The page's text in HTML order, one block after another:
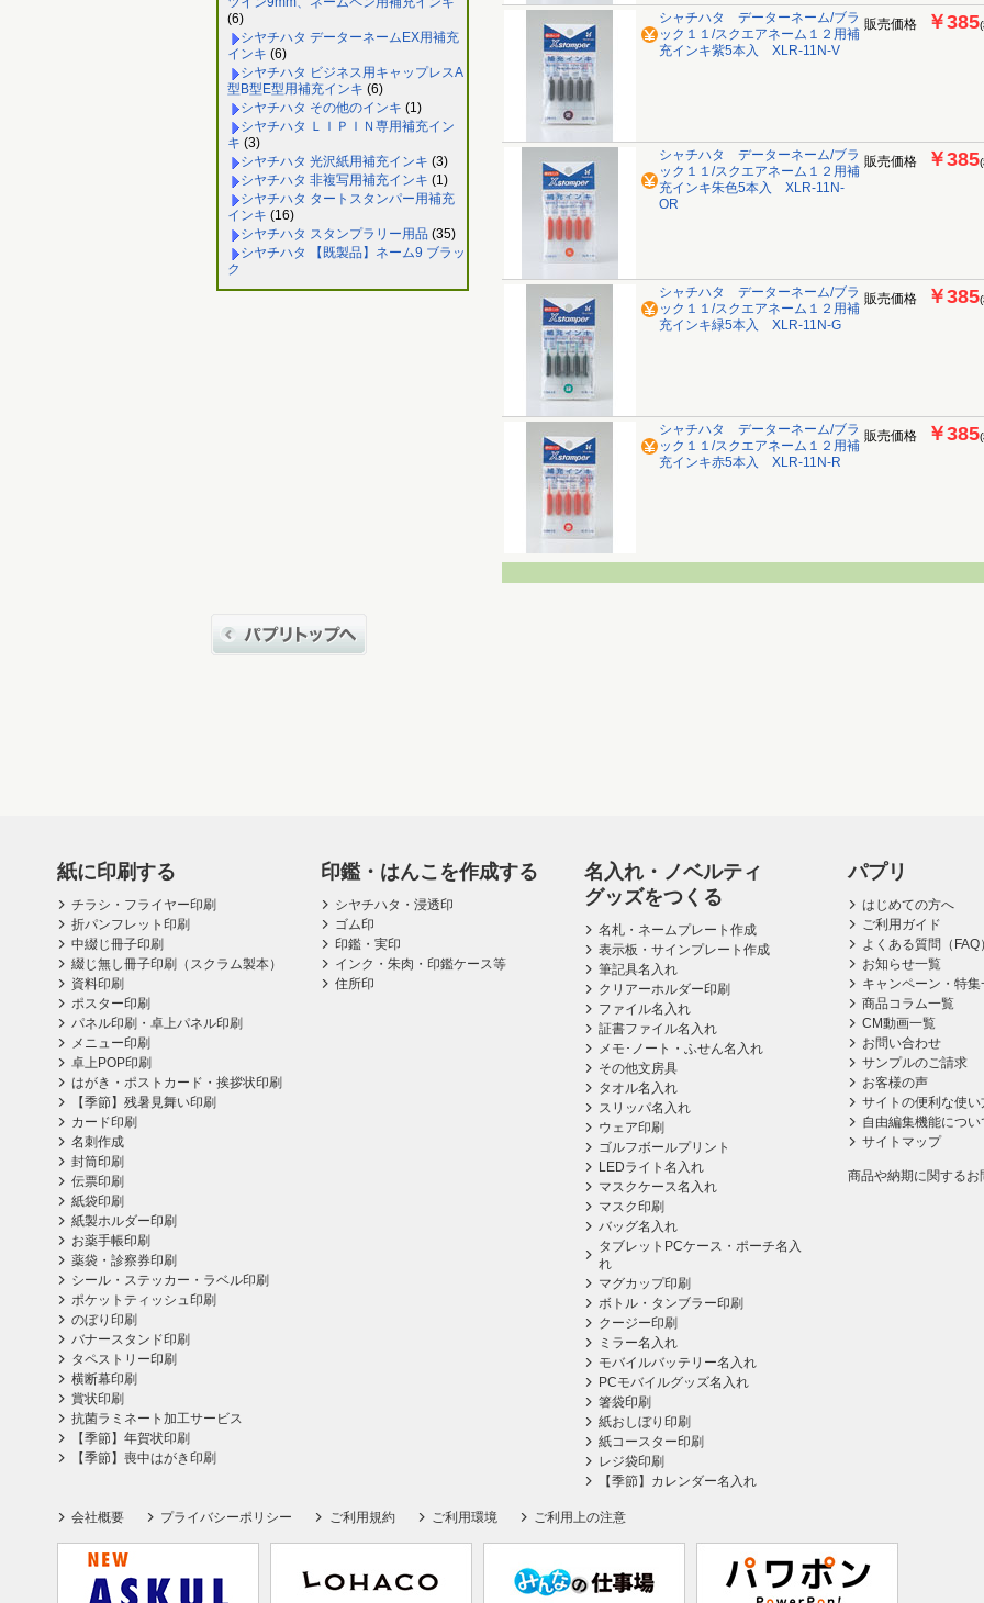
(6)
シヤチハタ データーネームEX用補充
インキ (6)
シヤチハタ ビジネス用キャップレスA
型B型E型用補充インキ (6)
シヤチハタ その他のインキ (1)
シヤチハタ ＬＩＰＩＮ専用補充イン
キ (3)
シヤチハタ 光沢紙用補充インキ (3)
シヤチハタ 非複写用補充インキ (1)
シヤチハタ タートスタンパー用補充
インキ (16)
シヤチハタ スタンプラリー用品 (35)
シヤチハタ 【既製品】ネーム9 ブラッ
ク
シャチハタ データーネーム/ブラ
ック１１/スクエアネーム１２用補
充インキ紫5本入 XLR-11N-V
販売価格 ￥385
シャチハタ データーネーム/ブラ
ック１１/スクエアネーム１２用補
充インキ朱色5本入 XLR-11N-
OR
販売価格 ￥385
シャチハタ データーネーム/ブラ
ック１１/スクエアネーム１２用補
充インキ緑5本入 XLR-11N-G
販売価格 ￥385
シャチハタ データーネーム/ブラ
ック１１/スクエアネーム１２用補
充インキ赤5本入 XLR-11N-R
販売価格 ￥385
紙に印刷する
チラシ・フライヤー印刷
折パンフレット印刷
中綴じ冊子印刷
綴じ無し冊子印刷（スクラム製本）
資料印刷
ポスター印刷
パネル印刷・卓上パネル印刷
メニュー印刷
卓上POP印刷
はがき・ポストカード・挨拶状印刷
【季節】残暑見舞い印刷
カード印刷
名刺作成
封筒印刷
伝票印刷
紙袋印刷
紙製ホルダー印刷
お薬手帳印刷
薬袋・診察券印刷
シール・ステッカー・ラベル印刷
ポケットティッシュ印刷
のぼり印刷
バナースタンド印刷
タペストリー印刷
横断幕印刷
賞状印刷
抗菌ラミネート加工サービス
【季節】年賀状印刷
【季節】喪中はがき印刷
印鑑・はんこを作成する
シヤチハタ・浸透印
ゴム印
印鑑・実印
インク・朱肉・印鑑ケース等
住所印
名入れ・ノベルティ
グッズをつくる
名札・ネームプレート作成
表示板・サインプレート作成
筆記具名入れ
クリアーホルダー印刷
ファイル名入れ
証書ファイル名入れ
メモ･ノート・ふせん名入れ
その他文房具
タオル名入れ
スリッパ名入れ
ウェア印刷
ゴルフボールプリント
LEDライト名入れ
マスクケース名入れ
マスク印刷
バッグ名入れ
タブレットPCケース・ポーチ名入
れ
マグカップ印刷
ボトル・タンブラー印刷
クージー印刷
ミラー名入れ
モバイルバッテリー名入れ
PCモバイルグッズ名入れ
箸袋印刷
紙おしぼり印刷
紙コースター印刷
レジ袋印刷
【季節】カレンダー名入れ
パプリ
はじめての方へ
ご利用ガイド
よくある質問（FAQ
お知らせ一覧
キャンペーン・特集
商品コラム一覧
CM動画一覧
お問い合わせ
サンプルのご請求
お客様の声
サイトの便利な使い
自由編集機能につい
サイトマップ
商品や納期に関するお
会社概要 プライバシーポリシー ご利用規約 ご利用環境 ご利用上の注意